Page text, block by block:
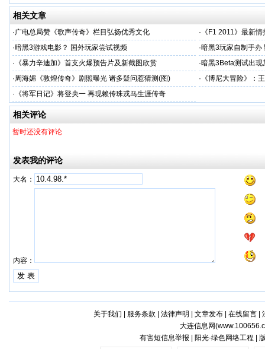
相关文章
·广电总局赞《歌声传奇》栏目弘扬优秀文化 · 《F1 2011》最新
·暗黑3游戏电影？ 国外玩家尝试视频 ·暗黑3玩家自制手办
· 《暴力辛迪加》首支火爆预告片及新截图欣赏 ·暗黑3Beta测试出现
·周海媚《敦煌传奇》剧照曝光 诸多疑问惹猜测(图) · 《博尼大冒险》：
· 《将军日记》将登央一 再现赖传珠戎马生涯传奇
相关评论
暂时还没有评论
发表我的评论
大名：
内容：
关于我们 服务条款 法律声明 文章发布| 在线留言|
大连信息网(
有害短信息举报 | 阳光·绿色网络工程 |